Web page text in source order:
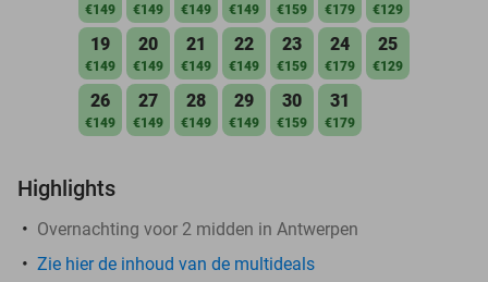
€149 €149 €149 €149 €159 €179 €129
19
€149
20
€149
21
€149
22
€149
23
€159
24
€179
25
€129
26
€149
27
€149
28
€149
29
€149
30
€159
31
€179
Highlights
Overnachting voor 2 midden in Antwerpen
Zie hier de inhoud van de multideals